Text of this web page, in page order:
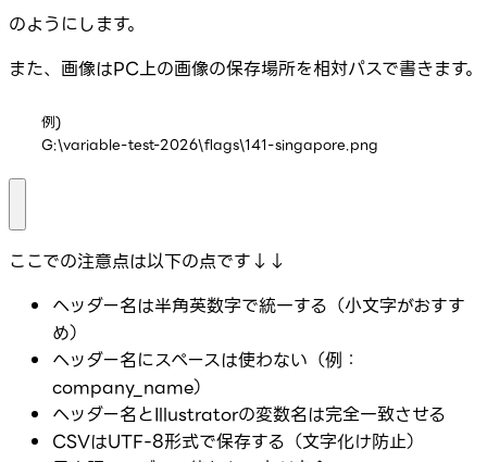
のようにします。
また、画像はPC上の画像の保存場所を相対パスで書きます。
例)
G:\variable-test-2026\flags\141-singapore.png
ここでの注意点は以下の点です↓↓
ヘッダー名は半角英数字で統一する（小文字がおすす
め）
ヘッダー名にスペースは使わない（例：
company_name）
ヘッダー名とIllustratorの変数名は完全一致させる
CSVはUTF-8形式で保存する（文字化け防止）